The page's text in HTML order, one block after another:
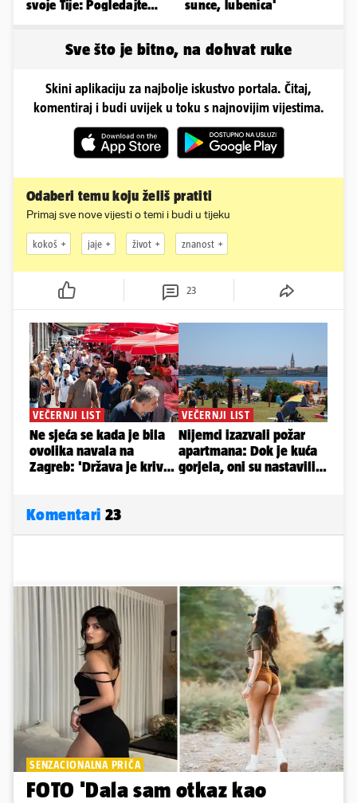
svoje Tije: Pogledajte
sunce, lubenica'
Sve što je bitno, na dohvat ruke
Skini aplikaciju za najbolje iskustvo portala. Čitaj,
komentiraj i budi uvijek u toku s najnovijim vijestima.
Odaberi temu koju želiš pratiti
Primaj sve nove vijesti o temi i budi u tijeku
kokoš jaje život znanost
23
Komentari 23
SENZACIONALNA PRIČA
FOTO 'Dala sam otkaz kao